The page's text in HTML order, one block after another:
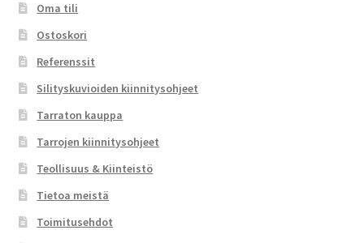
Oma tili
Ostoskori
Referenssit
Silityskuvioiden kiinnitysohjeet
Tarraton kauppa
Tarrojen kiinnitysohjeet
Teollisuus & Kiinteistö
Tietoa meistä
Toimitusehdot